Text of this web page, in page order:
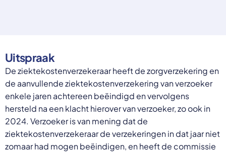
Overheid moet proactief
ondersteuning bieden bij schulden, niet
straffen
Schrap de opslag op de zorgpremie voor mensen die
niet kunnen betalen en bied proactieve
ondersteuning, zoals automatische zorgtoeslag. Zo
voorkomt de overheid schulden, vermindert stress
en blijft noodzakelijke zorg toegankelijk.
Lees meer
Українська
русский
Espanol
Francais
Uitspraak
De ziektekostenverzekeraar heeft de zorgverzekering en
de aanvullende ziektekostenverzekering van verzoeker
enkele jaren achtereen beëindigd en vervolgens
hersteld na een klacht hierover van verzoeker, zo ook in
2024. Verzoeker is van mening dat de
ziektekostenverzekeraar de verzekeringen in dat jaar niet
zomaar had mogen beëindigen, en heeft de commissie